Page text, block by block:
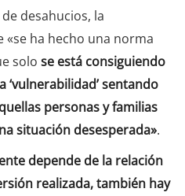
desahucios, la
ha hecho una norma
solo se está consiguiendo
sentando
personas y familias
situación desesperada».
depende de la relación
realizada, también hay